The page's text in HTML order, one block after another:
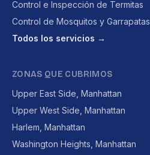
Control e Inspección de Termitas
Control de Mosquitos y Garrapatas
Todos los servicios →
ZONAS QUE CUBRIMOS
Upper East Side, Manhattan
Upper West Side, Manhattan
Harlem, Manhattan
Washington Heights, Manhattan